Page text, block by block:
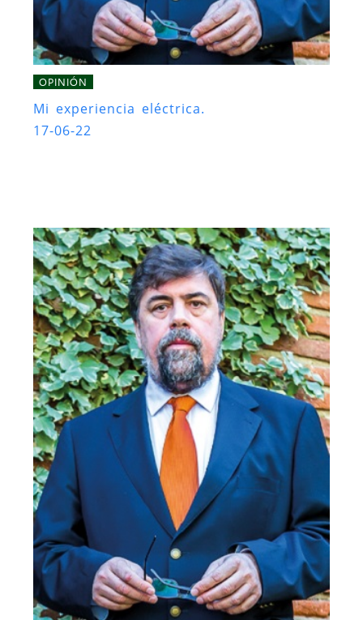
OPINIÓN
Mi experiencia eléctrica.
17-06-22